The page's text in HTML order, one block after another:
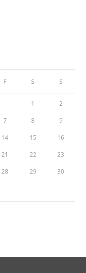
F S S
1 2
7 8 9
14 15 16
21 22 23
28 29 30